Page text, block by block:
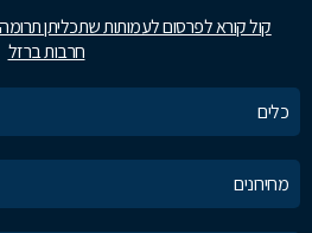
קול קורא לפרסום לעמותות שתכליתן
חרבות ברזל
כלים
מחירונים